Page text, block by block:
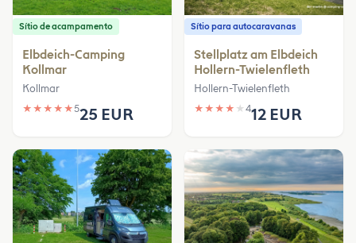
Sítio de acampamento
Elbdeich-Camping
Kollmar
Kollmar
★ ★ ★ ★ ★525 EUR
Sítio para autocaravanas
Stellplatz am Elbdeich
Hollern-Twielenfleth
Hollern-Twielenfleth
★ ★ ★ ★ ★ 412 EUR